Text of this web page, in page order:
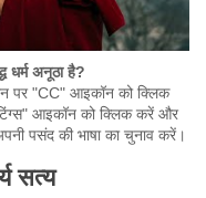
धर्म अनूठा है?
पर "CC" आइकॉन को क्लिक
आइकॉन को क्लिक करें और
पसंद की भाषा का चुनाव करें।
सत्य